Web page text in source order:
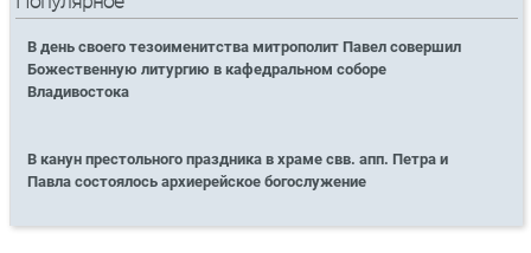
В день своего тезоименитства митрополит Павел совершил
Божественную литургию в кафедральном соборе
Владивостока
В канун престольного праздника в храме свв. апп. Петра и
Павла состоялось архиерейское богослужение